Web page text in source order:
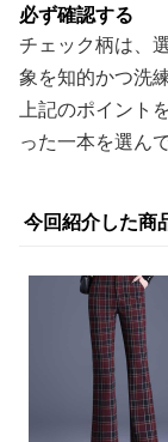
必ず確認する
チェック柄は、
象を知的かつ洗
上記のポイント
った一本を選ん
今回紹介した商